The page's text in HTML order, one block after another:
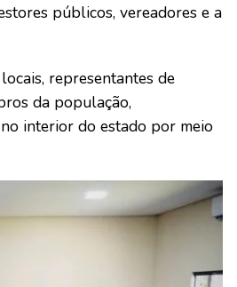
públicos, vereadores e a
representantes de
da população,
interior do estado por meio